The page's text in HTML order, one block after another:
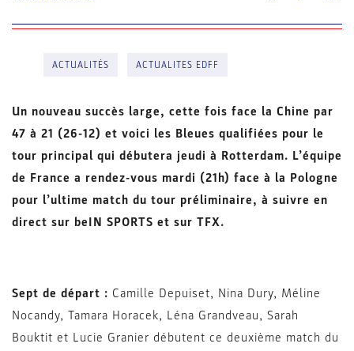
ACTUALITÉS ACTUALITES EDFF
Un nouveau succès large, cette fois face la Chine par
47 à 21 (26-12) et voici les Bleues qualifiées pour le
tour principal qui débutera jeudi à Rotterdam. L’équipe
de France a rendez-vous mardi (21h) face à la Pologne
pour l’ultime match du tour préliminaire, à suivre en
direct sur beIN SPORTS et sur TFX.
Sept de départ : Camille Depuiset, Nina Dury, Méline
Nocandy, Tamara Horacek, Léna Grandveau, Sarah
Bouktit et Lucie Granier débutent ce deuxième match du